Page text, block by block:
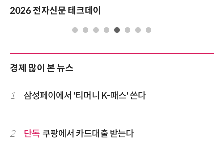
2026 전자신문 테크데이
경제 많이 본 뉴스
1 삼성페이에서 '티머니 K-패스' 쓴다
2 단독 쿠팡에서 카드대출 받는다